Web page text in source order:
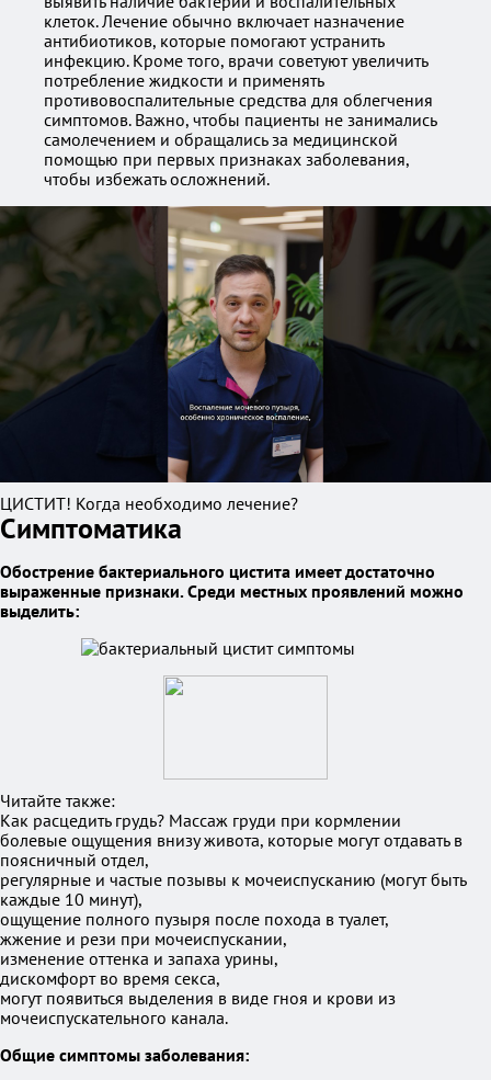
клеток. Лечение обычно включает назначение
антибиотиков, которые помогают устранить
инфекцию. Кроме того, врачи советуют увеличить
потребление жидкости и применять
противовоспалительные средства для облегчения
симптомов. Важно, чтобы пациенты не занимались
самолечением и обращались за медицинской
помощью при первых признаках заболевания,
чтобы избежать осложнений.
ЦИСТИТ! Когда необходимо лечение?
Симптоматика
Обострение бактериального цистита имеет достаточно
выраженные признаки. Среди местных проявлений можно
выделить:
Читайте также:
Как расцедить грудь? Массаж груди при кормлении
болевые ощущения внизу живота, которые могут отдавать в
поясничный отдел,
регулярные и частые позывы к мочеиспусканию (могут быть
каждые 10 минут),
ощущение полного пузыря после похода в туалет,
жжение и рези при мочеиспускании,
изменение оттенка и запаха урины,
дискомфорт во время секса,
могут появиться выделения в виде гноя и крови из
мочеиспускательного канала.
Общие симптомы заболевания: